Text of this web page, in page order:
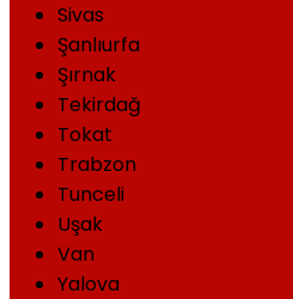
Sivas
Şanlıurfa
Şırnak
Tekirdağ
Tokat
Trabzon
Tunceli
Uşak
Van
Yalova